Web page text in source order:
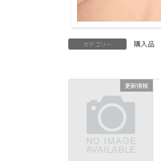
カテゴリー 購入品
更新情報